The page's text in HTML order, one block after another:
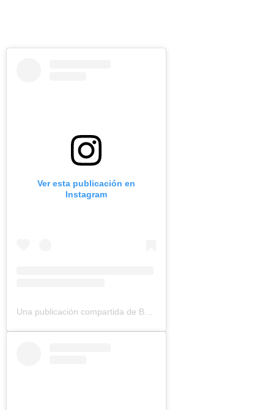
Ver esta publicación en
Instagram